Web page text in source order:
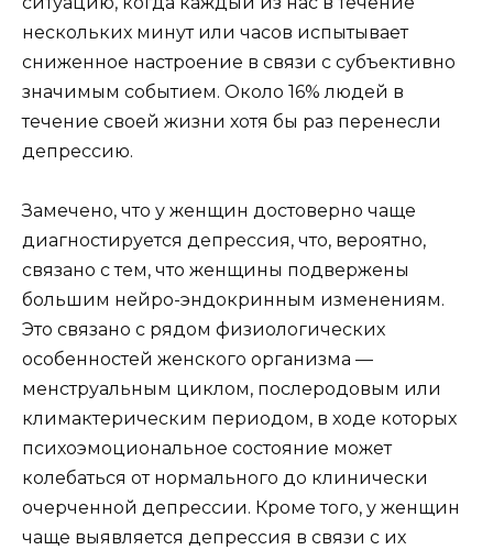
нескольких минут или часов испытывает
сниженное настроение в связи с субъективно
значимым событием. Около 16% людей в
течение своей жизни хотя бы раз перенесли
депрессию.
Замечено, что у женщин достоверно чаще
диагностируется депрессия, что, вероятно,
связано с тем, что женщины подвержены
большим нейро-эндокринным изменениям.
Это связано с рядом физиологических
особенностей женского организма —
менструальным циклом, послеродовым или
климактерическим периодом, в ходе которых
психоэмоциональное состояние может
колебаться от нормального до клинически
очерченной депрессии. Кроме того, у женщин
чаще выявляется депрессия в связи с их